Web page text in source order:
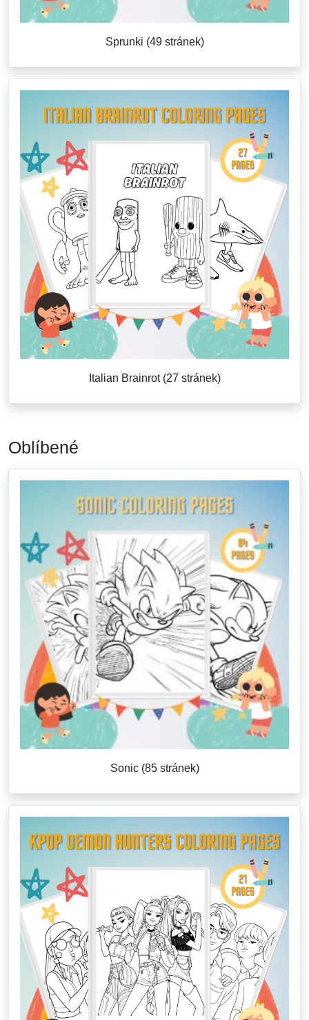
Sprunki (49 stránek)
Italian Brainrot (27 stránek)
Oblíbené
Sonic (85 stránek)